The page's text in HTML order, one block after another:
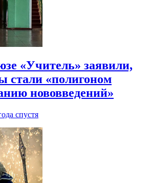
«Учитель» заявили,
стали «полигоном
нововведений»
спустя